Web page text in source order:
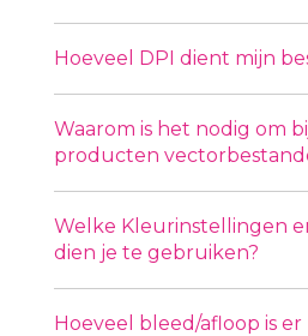
Hoeveel DPI dient mijn
Waarom is het nodig om
producten
Welke Kleurinstellingen
dien je te gebruiken?
Hoeveel bleed/afloop is er